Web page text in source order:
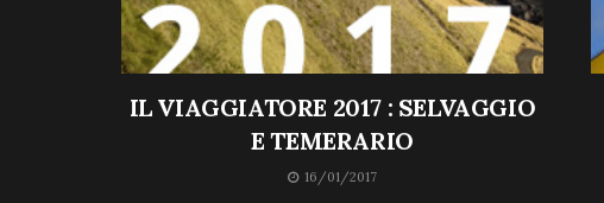
IL VIAGGIATORE 2017 : SELVAGGIO
E TEMERARIO
16/01/2017